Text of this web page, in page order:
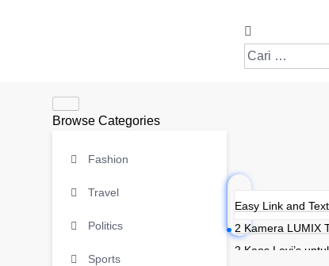
Browse Categories
Fashion
Travel
Politics
Sports
Easy Link and
2 Kamera LUMIX
2 Kaos Levi’s